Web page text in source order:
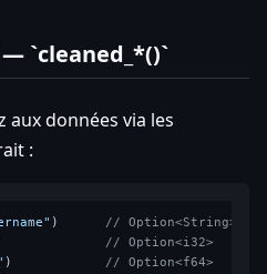
`cleaned_*()`
aux données via les
:
) // Option<String>
// Option<i32>
) // Option<f64>